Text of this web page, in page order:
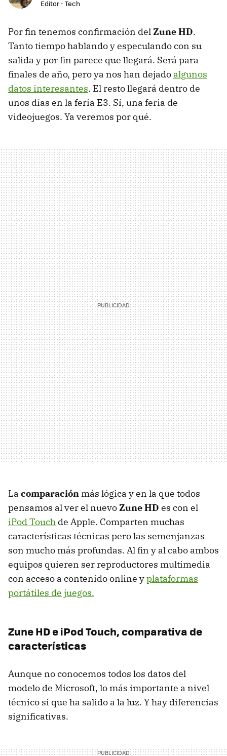
Editor - Tech
Por fin tenemos confirmación delZune HD.
Tanto tiempo hablando y especulando con su
salida y por fin parece que llegará. Será para
finales de año, pero ya nos han dejado algunos
datos interesantes. El resto llegará dentro de
unos días en la feria E3. Sí, una feria de
videojuegos. Ya veremos por qué.
La comparación más lógica y en la que todos
pensamos al ver el nuevoZune HD es con el
iPod Touch de Apple. Comparten muchas
características técnicas pero las semenjanzas
son mucho más profundas. Al fin y al cabo ambos
equipos quieren ser reproductores multimedia
con acceso a contenido online yplataformas
portátiles de juegos.
Zune HD e iPod Touch, comparativa de
características
Aunque no conocemos todos los datos del
modelo de Microsoft, lo más importante a nivel
técnico si que ha salido a la luz. Y hay diferencias
significativas.